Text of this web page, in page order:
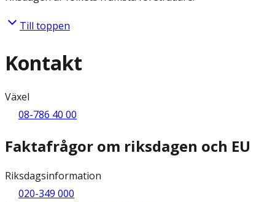
Till toppen
Kontakt
Växel
08-786 40 00
Faktafrågor om riksdagen och EU
Riksdagsinformation
020-349 000